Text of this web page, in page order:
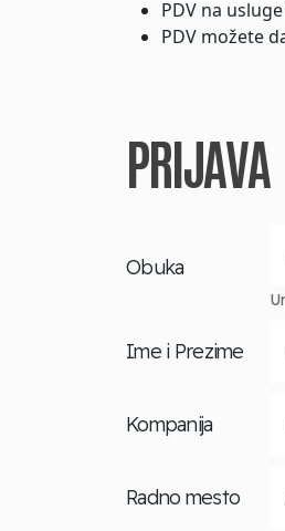
PDV na
PDV možete
PRIJAVA
Obuka
Ime i Prezime
Kompanija
Radno mesto